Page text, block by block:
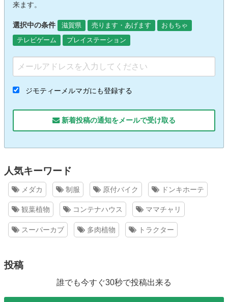
来ます。
選択中の条件 滋賀県 売ります・あげます
おもちゃ
テレビゲーム
プレイステーション
ジモティーメルマガにも登録する
新着投稿の通知をメールで受け取る
人気キーワード
メダカ 制服 原付バイク ドンキホーテ
観葉植物 コンテナハウス ママチャリ
スーパーカブ 多肉植物 トラクター
投稿
誰でも今すぐ30秒で投稿出来る